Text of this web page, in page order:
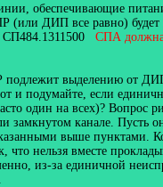
обеспечивающие
(или ДИП все равно) будет
СП484.1311500 СПА должна
подлежит выделению от
подумайте, если
один на всех)? Вопрос
канале. Пусть
выше пунктами.
нельзя вместе
из-за единичной